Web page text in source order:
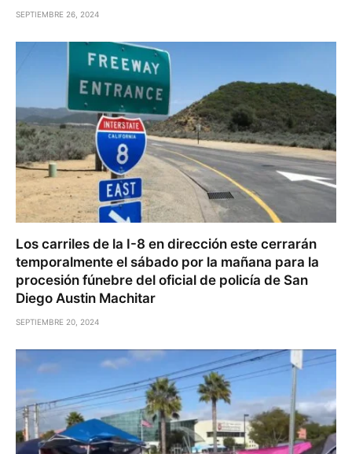
SEPTIEMBRE 26, 2024
Los carriles de la I-8 en dirección este cerrarán
temporalmente el sábado por la mañana para la
procesión fúnebre del oficial de policía de San
Diego Austin Machitar
SEPTIEMBRE 20, 2024